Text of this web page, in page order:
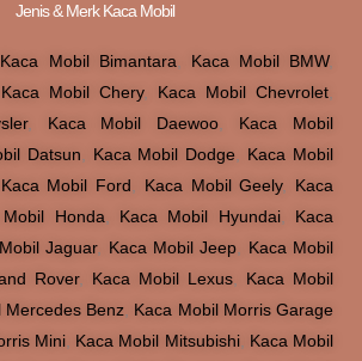
Jenis & Merk Kaca Mobil
Kaca Mobil Bimantara, Kaca Mobil BMW,
Kaca Mobil Chery, Kaca Mobil Chevrolet,
, Kaca Mobil Daewoo, Kaca Mobil
Datsun, Kaca Mobil Dodge, Kaca Mobil
Kaca Mobil Ford, Kaca Mobil Geely, Kaca
Honda, Kaca Mobil Hyundai, Kaca
Jaguar, Kaca Mobil Jeep, Kaca Mobil
Rover, Kaca Mobil Lexus, Kaca Mobil
Mercedes Benz, Kaca Mobil Morris Garage
Mini, Kaca Mobil Mitsubishi, Kaca Mobil